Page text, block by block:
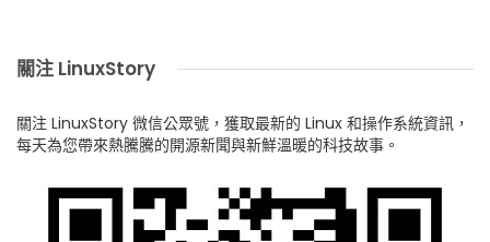
關注 LinuxStory
關注 LinuxStory 微信公眾號，獲取最新的 Linux 和操作系統資訊，
每天為您帶來熱騰騰的開源新聞與新鮮溫暖的科技故事。